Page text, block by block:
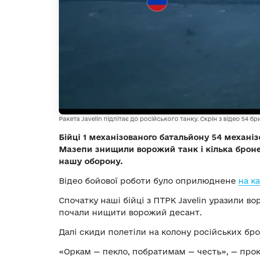
Ракета Javelin підлітає до російського танку. Скрін з відео 54
Бійці 1 механізованого батальйону 54
Мазепи знищили ворожий танк і кілька
нашу оборону.
Відео бойової роботи було оприлюднене на
Спочатку наші бійці з ПТРК Javelin уразили
почали нищити ворожий десант.
Далі скиди полетіли на колону російських
«Оркам — пекло, побратимам — честь», —